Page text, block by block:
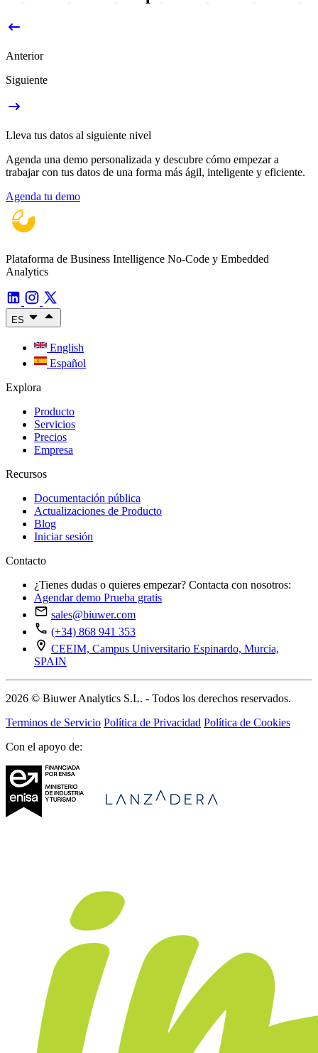
Anterior
Siguiente
Lleva tus datos al siguiente nivel
Agenda una demo personalizada y descubre cómo empezar a
trabajar con tus datos de una forma más ágil, inteligente y eficiente.
Agenda tu demo
Plataforma de Business Intelligence No-Code y Embedded
Analytics
ES
English
Español
Explora
Producto
Servicios
Precios
Empresa
Recursos
Documentación pública
Actualizaciones de Producto
Blog
Iniciar sesión
Contacto
¿Tienes dudas o quieres empezar? Contacta con nosotros:
Agendar demo Prueba gratis
sales@biuwer.com
(+34) 868 941 353
CEEIM, Campus Universitario Espinardo, Murcia,
SPAIN
2026 © Biuwer Analytics S.L. - Todos los derechos reservados.
Terminos de Servicio Política de Privacidad Política de Cookies
Con el apoyo de: